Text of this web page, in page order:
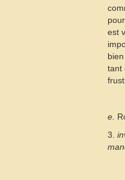
est
tant
e.
3.